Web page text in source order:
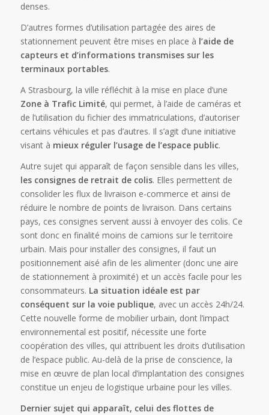
denses.
D’autres formes d’utilisation partagée des aires de
stationnement peuvent être mises en place à l’aide de
capteurs et d’informations transmises sur les
terminaux portables.
A Strasbourg, la ville réfléchit à la mise en place d’une
Zone à Trafic Limité, qui permet, à l’aide de caméras et
de l’utilisation du fichier des immatriculations, d’autoriser
certains véhicules et pas d’autres. Il s’agit d’une initiative
visant à mieux réguler l’usage de l’espace public.
Autre sujet qui apparaît de façon sensible dans les villes,
les consignes de retrait de colis. Elles permettent de
consolider les flux de livraison e-commerce et ainsi de
réduire le nombre de points de livraison. Dans certains
pays, ces consignes servent aussi à envoyer des colis. Ce
sont donc en finalité moins de camions sur le territoire
urbain. Mais pour installer des consignes, il faut un
positionnement aisé afin de les alimenter (donc une aire
de stationnement à proximité) et un accès facile pour les
consommateurs. La situation idéale est par
conséquent sur la voie publique, avec un accès 24h/24.
Cette nouvelle forme de mobilier urbain, dont l’impact
environnemental est positif, nécessite une forte
coopération des villes, qui attribuent les droits d’utilisation
de l’espace public. Au-delà de la prise de conscience, la
mise en œuvre de plan local d’implantation des consignes
constitue un enjeu de logistique urbaine pour les villes.
Dernier sujet qui apparaît, celui des flottes de